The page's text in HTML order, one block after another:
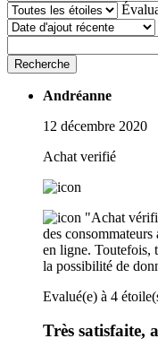
Recherche
Andréanne
12 décembre 2020
Achat verifié
"Achat
des
en ligne. Toutefois,
la possibilité de
Evalué(e) à 4
Très satisfaite,